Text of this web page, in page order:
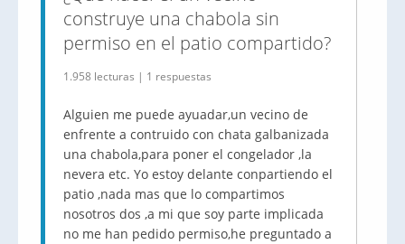
construye una chabola sin
permiso en el patio compartido?
1.958 lecturas | 1 respuestas
Alguien me puede ayuadar,un vecino de
enfrente a contruido con chata galbanizada
una chabola,para poner el congelador ,la
nevera etc. Yo estoy delante conpartiendo el
patio ,nada mas que lo compartimos
nosotros dos ,a mi que soy parte implicada
no me han pedido permiso,he preguntado a